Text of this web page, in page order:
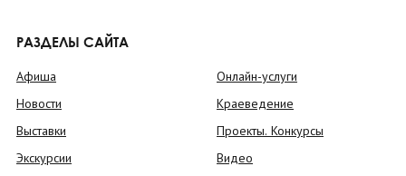
РАЗДЕЛЫ САЙТА
Афиша
Новости
Выставки
Экскурсии
Онлайн-услуги
Краеведение
Проекты. Конкурсы
Видео